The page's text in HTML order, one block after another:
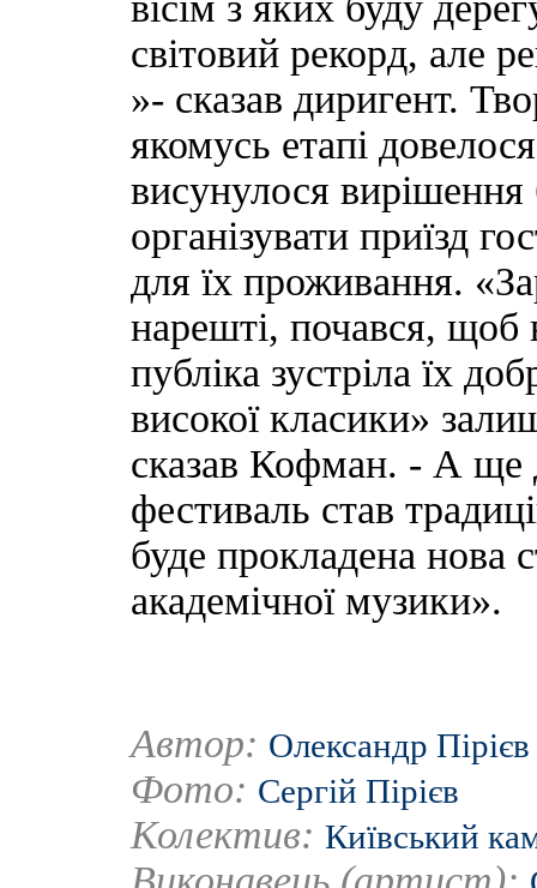
світовий рекорд, але
»- сказав диригент.
якомусь етапі
висунулося
організувати приїзд
для їх проживання.
нарешті, почався, щоб
публіка зустріла їх
високої класики»
сказав Кофман. - А ще
фестиваль став
буде прокладена нова
академічної музики».
Автор: Олександр Пірієв
Фото: Сергій Пірієв
Колектив: Київський